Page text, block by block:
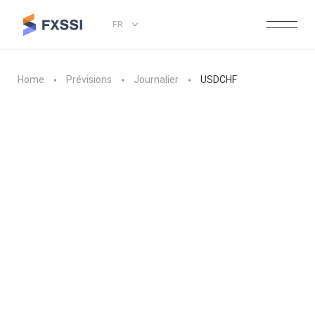
FR
Home Prévisions Journalier USDCHF